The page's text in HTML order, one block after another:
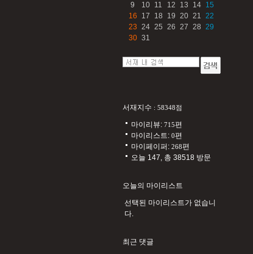
9
10 11 12 13 14
15
16
17 18 19 20 21 22
23 24 25 26 27 28 29
30 31
서재지수 : 58348점
마이리뷰: 715편
마이리스트: 0편
마이페이퍼: 268편
오늘 147, 총 38518 방문
오늘의 마이리스트
선택된 마이리스트가 없습니
다.
최근 댓글